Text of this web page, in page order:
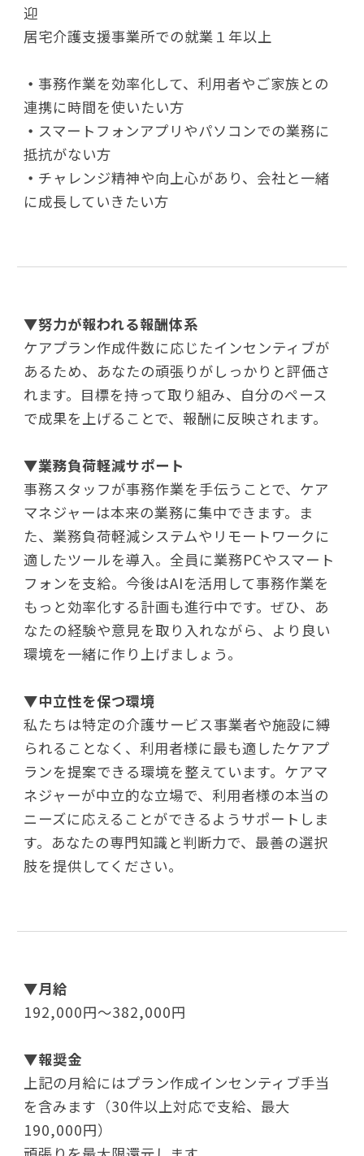
迎
居宅介護支援事業所での就業１年以上
・事務作業を効率化して、利用者やご家族との
連携に時間を使いたい方
・ スマートフォンアプリやパソコンでの業務に
抵抗がない方
・ チャレンジ精神や向上心があり、会社と一緒
に成長していきたい方
▼努力が報われる報酬体系
ケアプラン作成件数に応じたインセンティブが
あるため、あなたの頑張りがしっかりと評価さ
れます。目標を持って取り組み、自分のペース
で成果を上げることで、報酬に反映されます。
▼業務負荷軽減サポート
事務スタッフが事務作業を手伝うことで、ケア
マネジャーは本来の業務に集中できます。ま
た、業務負荷軽減システムやリモートワークに
適したツールを導入。全員に業務PCやスマート
フォンを支給。今後はAIを活用して事務作業を
もっと効率化する計画も進行中です。ぜひ、あ
なたの経験や意見を取り入れながら、より良い
環境を一緒に作り上げましょう。
▼中立性を保つ環境
私たちは特定の介護サービス事業者や施設に縛
られることなく、利用者様に最も適したケアプ
ランを提案できる環境を整えています。ケアマ
ネジャーが中立的な立場で、利用者様の本当の
ニーズに応えることができるようサポートしま
す。あなたの専門知識と判断力で、最善の選択
肢を提供してください。
▼月給
192,000円～382,000円
▼報奨金
上記の月給にはプラン作成インセンティブ手当
を含みます（30件以上対応で支給、最大
190,000円）